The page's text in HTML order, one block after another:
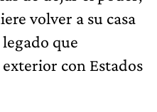
volver a su casa
que
con Estados